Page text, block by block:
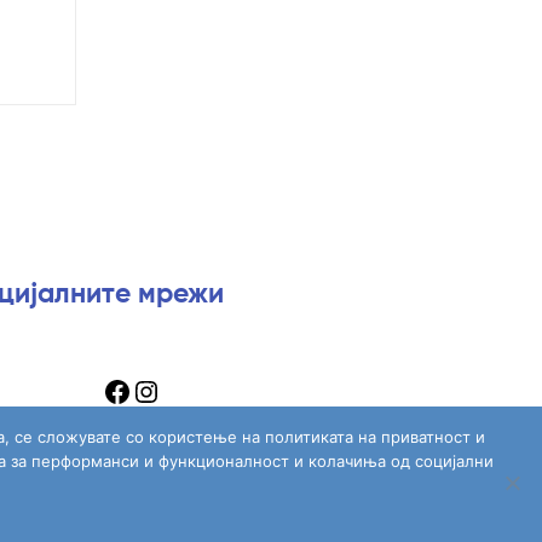
мрежи
сложувате со користење на политиката на приватност и
перформанси и функционалност и колачиња од социјални